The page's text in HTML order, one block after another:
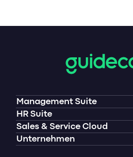
Management Suite
Überblick
Referenzen
HR Suite
Überblick
Referenzen
Sales & Service Cloud
Überblick
Unternehmen